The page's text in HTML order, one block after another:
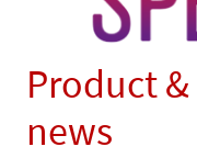
Product
news